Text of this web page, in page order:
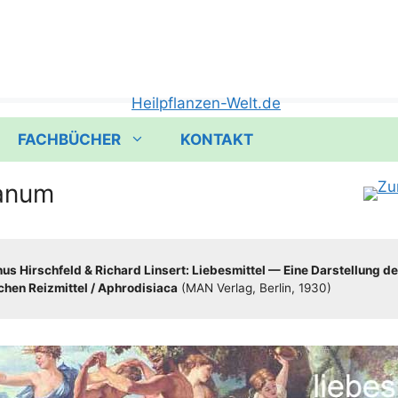
FACHBÜCHER KONTAKT
Hirsch­feld & Richard Lin­sert: Lie­bes­mit­tel — Eine Dar­stel­lung
Reiz­mit­tel /​​ Aphro­di­sia­ca (MAN Ver­lag, Ber­lin, 1930)